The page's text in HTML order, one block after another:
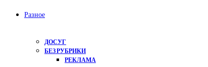
Разное
ДОСУГ
БЕЗ РУБРИКИ
РЕКЛАМА